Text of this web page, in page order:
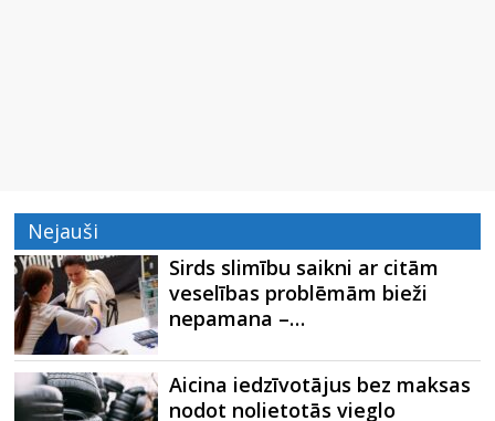
Nejauši
Sirds slimību saikni ar citām
veselības problēmām bieži
nepamana –…
Aicina iedzīvotājus bez maksas
nodot nolietotās vieglo